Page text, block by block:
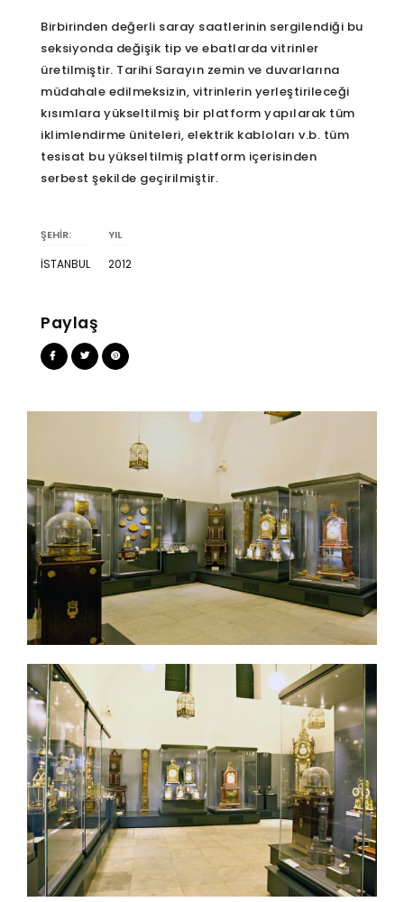
Birbirinden değerli saray saatlerinin sergilendiği bu
seksiyonda değişik tip ve ebatlarda vitrinler
üretilmiştir. Tarihi Sarayın zemin ve duvarlarına
müdahale edilmeksizin, vitrinlerin yerleştirileceği
kısımlara yükseltilmiş bir platform yapılarak tüm
iklimlendirme üniteleri, elektrik kabloları v.b. tüm
tesisat bu yükseltilmiş platform içerisinden
serbest şekilde geçirilmiştir.
ŞEHİR:
İSTANBUL
YIL
2012
Paylaş